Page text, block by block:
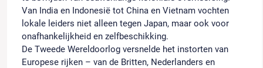
Van India en Indonesië tot China en Vietnam vochten
lokale leiders niet alleen tegen Japan, maar ook voor
onafhankelijkheid en zelfbeschikking.
De Tweede Wereldoorlog versnelde het instorten van
Europese rijken – van de Britten, Nederlanders en